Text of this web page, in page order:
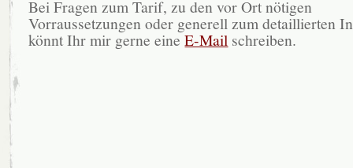
Bei Fragen zum Tarif, zu den vor Ort nötigen
Vorraussetzungen oder generell zum detaillierten
könnt Ihr mir gerne eineE-Mail schreiben.